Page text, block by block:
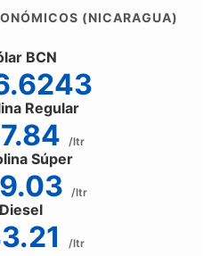
(NICARAGUA)
BCN
Regular
/ltr
Súper
/ltr
Diesel
/ltr